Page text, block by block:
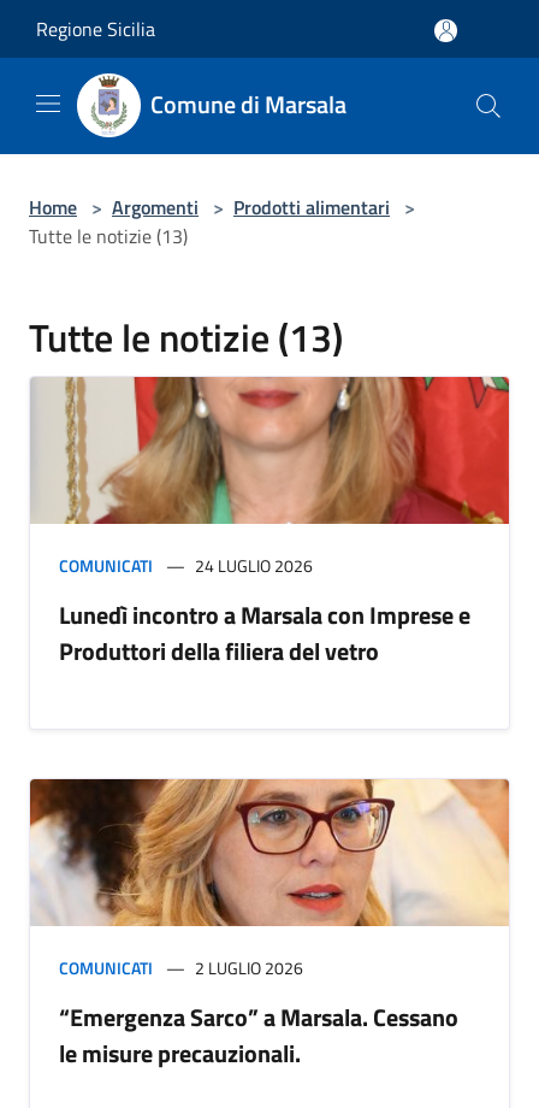
Regione Sicilia
Comune di Marsala
Home > Argomenti > Prodotti alimentari >
Tutte le notizie (13)
Tutte le notizie (13)
COMUNICATI 24 LUGLIO 2026
Lunedì incontro a Marsala con Imprese e
Produttori della filiera del vetro
COMUNICATI 2 LUGLIO 2026
“Emergenza Sarco” a Marsala. Cessano
le misure precauzionali.